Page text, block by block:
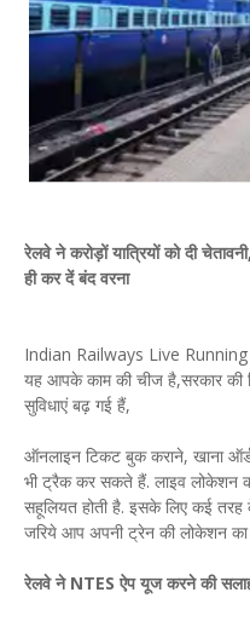
रेलवे ने करोड़ों यात्रियों को दी
ही कर दें बंद वरना
Indian Railways Live
यह आपके काम की चीज है,सरकार की
सुविधाएं बढ़ गई हैं,
ऑनलाइन ट‍िकट बुक कराने, खाना
भी ट्रैक कर सकते हैं. लाइव लोकेशन
सहूल‍ियत होती है. इसके ल‍िए कई
जर‍िये आप अपनी ट्रेन की लोकेशन
रेलवे ने NTES ऐप यूज करने की